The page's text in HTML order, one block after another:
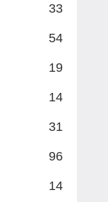
33
54
19
14
31
96
14